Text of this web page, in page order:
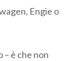
Engie o
– è che non